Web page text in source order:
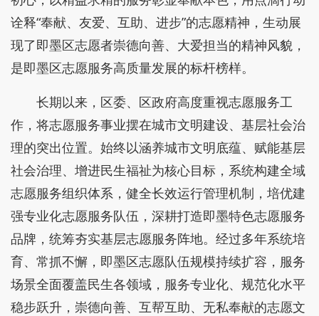
诠释“奉献、友爱、互助、进步”的志愿精神，生动展
现了即墨区志愿者崇德向善、大爱担当的精神风貌，
是即墨区志愿服务高质量发展的标杆榜样。
长期以来，区委、区政府高度重视志愿服务工
作，将志愿服务事业摆在城市文明建设、基层社会治
理的突出位置。始终以涵养城市文明底蕴、赋能基层
社会治理、增进民生福祉为核心目标，系统构建全域
志愿服务组织体系，健全长效运行管理机制，培优建
强专业化志愿服务队伍，深耕打造即墨特色志愿服务
品牌，统筹夯实基层志愿服务阵地。经过多年系统培
育、常抓不懈，即墨区志愿队伍规模持续扩容，服务
场景全面覆盖民生各领域，服务专业化、规范化水平
稳步跃升，崇德向善、互帮互助、无私奉献的志愿文